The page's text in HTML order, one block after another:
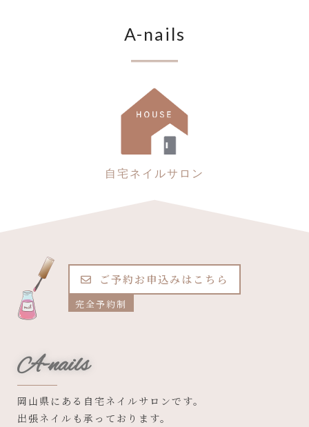
A-nails
自宅ネイルサロン
ご予約お申込みはこちら
完全予約制
A-nails
岡山県にある自宅ネイルサロンです。
出張ネイルも承っております。